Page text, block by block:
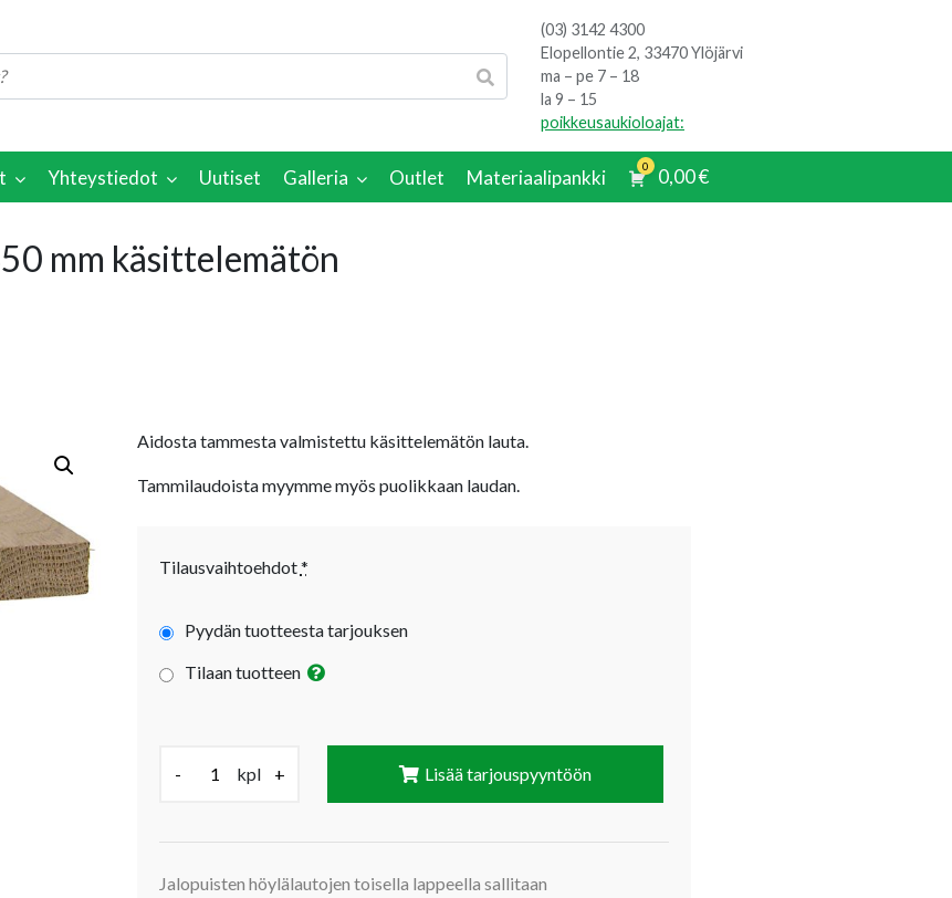
(03) 3142 4300
Elopellontie 2, 33470 Ylöjärvi
ma – pe 7 – 18
la 9 – 15
poikkeusaukioloajat:
Yhteystiedot Uutiset Galleria Outlet Materiaalipankki 0 0,00€
mm käsittelemätön
Aidosta tammesta valmistettu käsittelemätön lauta.
Tammilaudoista myymme myös puolikkaan laudan.
Tilausvaihtoehdot*
Pyydän tuotteesta tarjouksen
Tilaan tuotteen
- kpl + Lisää tarjouspyyntöön
Jalopuisten höylälautojen toisella lappeella sallitaan